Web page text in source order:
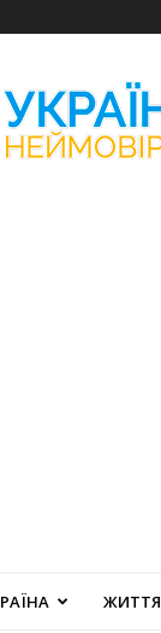
Неймовірна
ЖИТТЯ